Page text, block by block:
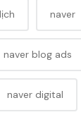
naver
naver blog ads
naver digital